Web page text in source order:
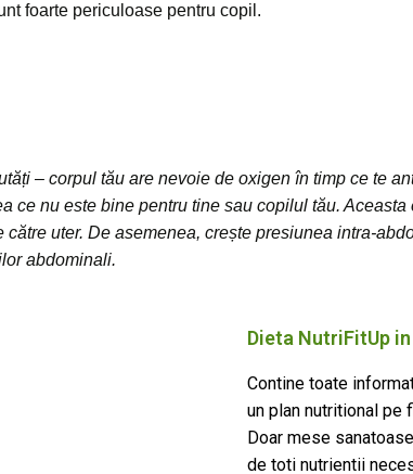
foarte periculoase pentru copil.
– corpul tău are nevoie de oxigen în timp ce te
ce nu este bine pentru tine sau copilul tău.
către uter. De asemenea, crește presiunea intra-
abdominali.
Dieta NutriFitUp
Contine toate
un plan nutritional pe
Doar mese
de toti nutrientii